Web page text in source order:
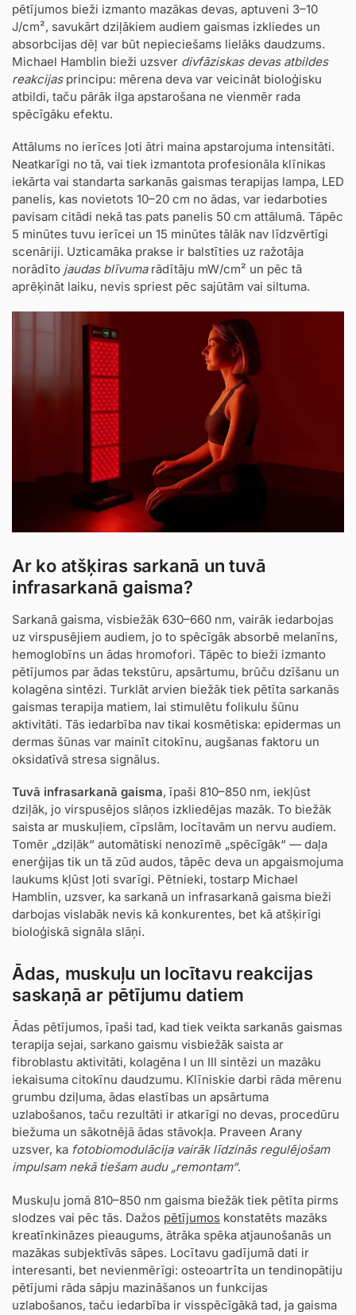
pētījumos bieži izmanto mazākas devas, aptuveni 3–10
J/cm², savukārt dziļākiem audiem gaismas izkliedes un
absorbcijas dēļ var būt nepieciešams lielāks daudzums.
Michael Hamblin bieži uzsver divfāziskas devas atbildes
reakcijasprincipu: mērena deva var veicināt bioloģisku
atbildi, taču pārāk ilga apstarošana ne vienmēr rada
spēcīgāku efektu.
Attālums no ierīces ļoti ātri maina apstarojuma intensitāti.
Neatkarīgi no tā, vai tiek izmantota profesionāla klīnikas
iekārta vai standarta sarkanās gaismas terapijas lampa, LED
panelis, kas novietots 10–20 cm no ādas, var iedarboties
pavisam citādi nekā tas pats panelis 50 cm attālumā. Tāpēc
5 minūtes tuvu ierīcei un 15 minūtes tālāk nav līdzvērtīgi
scenāriji. Uzticamāka prakse ir balstīties uz ražotāja
norādīto jaudas blīvumarādītāju mW/cm² un pēc tā
aprēķināt laiku, nevis spriest pēc sajūtām vai siltuma.
Ar ko atšķiras sarkanā un tuvā
infrasarkanā gaisma?
Sarkanā gaisma, visbiežāk 630–660 nm, vairāk iedarbojas
uz virspusējiem audiem, jo to spēcīgāk absorbē melanīns,
hemoglobīns un ādas hromofori. Tāpēc to bieži izmanto
pētījumos par ādas tekstūru, apsārtumu, brūču dzīšanu un
kolagēna sintēzi. Turklāt arvien biežāk tiek pētīta sarkanās
gaismas terapija matiem, lai stimulētu folikulu šūnu
aktivitāti. Tās iedarbība nav tikai kosmētiska: epidermas un
dermas šūnas var mainīt citokīnu, augšanas faktoru un
oksidatīvā stresa signālus.
Tuvā infrasarkanā gaisma, īpaši 810–850 nm, iekļūst
dziļāk, jo virspusējos slāņos izkliedējas mazāk. To biežāk
saista ar muskuļiem, cīpslām, locītavām un nervu audiem.
Tomēr „dziļāk“ automātiski nenozīmē „spēcīgāk“ — daļa
enerģijas tik un tā zūd audos, tāpēc deva un apgaismojuma
laukums kļūst ļoti svarīgi. Pētnieki, tostarp Michael
Hamblin, uzsver, ka sarkanā un infrasarkanā gaisma bieži
darbojas vislabāk nevis kā konkurentes, bet kā atšķirīgi
bioloģiskā signāla slāņi.
Ādas, muskuļu un locītavu reakcijas
saskaņā ar pētījumu datiem
Ādas pētījumos, īpaši tad, kad tiek veikta sarkanās gaismas
terapija sejai, sarkano gaismu visbiežāk saista ar
fibroblastu aktivitāti, kolagēna I un III sintēzi un mazāku
iekaisuma citokīnu daudzumu. Klīniskie darbi rāda mērenu
grumbu dziļuma, ādas elastības un apsārtuma
uzlabošanos, taču rezultāti ir atkarīgi no devas, procedūru
biežuma un sākotnējā ādas stāvokļa. Praveen Arany
uzsver, ka fotobiomodulācija vairāk līdzinās regulējošam
impulsam nekā tiešam audu „remontam“.
Muskuļu jomā 810–850 nm gaisma biežāk tiek pētīta pirms
slodzes vai pēc tās. Dažos pētījumos konstatēts mazāks
kreatīnkināzes pieaugums, ātrāka spēka atjaunošanās un
mazākas subjektīvās sāpes. Locītavu gadījumā dati ir
interesanti, bet nevienmērīgi: osteoartrīta un tendinopātiju
pētījumi rāda sāpju mazināšanos un funkcijas
uzlabošanos, taču iedarbība ir visspēcīgākā tad, ja gaisma